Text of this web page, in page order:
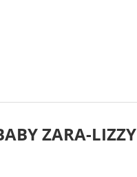
ZARA-LIZZY